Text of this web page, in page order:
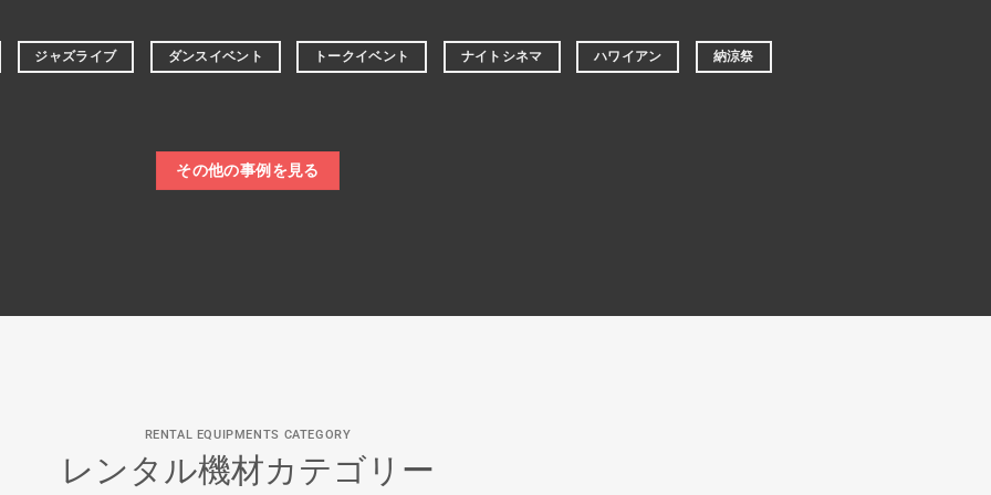
ジャズライブ ダンスイベント トークイベント ナイトシネマ ハワイアン 納涼祭
その他の事例を見る
RENTAL EQUIPMENTS CATEGORY
レンタル機材カテゴリー